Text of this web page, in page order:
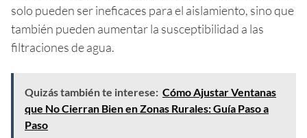
solo pueden ser ineficaces para el aislamiento, sino que
también pueden aumentar la susceptibilidad a las
filtraciones de agua.
Quizás también te interese: Cómo Ajustar Ventanas
que No Cierran Bien en Zonas Rurales: Guía Paso a
Paso